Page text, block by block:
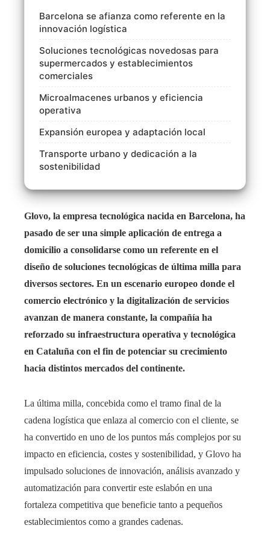
Barcelona se afianza como referente en la
innovación logística
Soluciones tecnológicas novedosas para
supermercados y establecimientos
comerciales
Microalmacenes urbanos y eficiencia
operativa
Expansión europea y adaptación local
Transporte urbano y dedicación a la
sostenibilidad
Glovo, la empresa tecnológica nacida en Barcelona, ha
pasado de ser una simple aplicación de entrega a
domicilio a consolidarse como un referente en el
diseño de soluciones tecnológicas de última milla para
diversos sectores. En un escenario europeo donde el
comercio electrónico y la digitalización de servicios
avanzan de manera constante, la compañía ha
reforzado su infraestructura operativa y tecnológica
en Cataluña con el fin de potenciar su crecimiento
hacia distintos mercados del continente.
La última milla, concebida como el tramo final de la
cadena logística que enlaza al comercio con el cliente, se
ha convertido en uno de los puntos más complejos por su
impacto en eficiencia, costes y sostenibilidad, y Glovo ha
impulsado soluciones de innovación, análisis avanzado y
automatización para convertir este eslabón en una
fortaleza competitiva que beneficie tanto a pequeños
establecimientos como a grandes cadenas.